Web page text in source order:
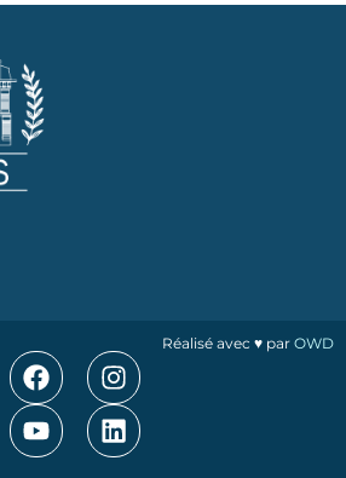
Réalisé avec ♥ par OWD